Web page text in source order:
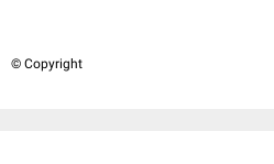
© Copyright